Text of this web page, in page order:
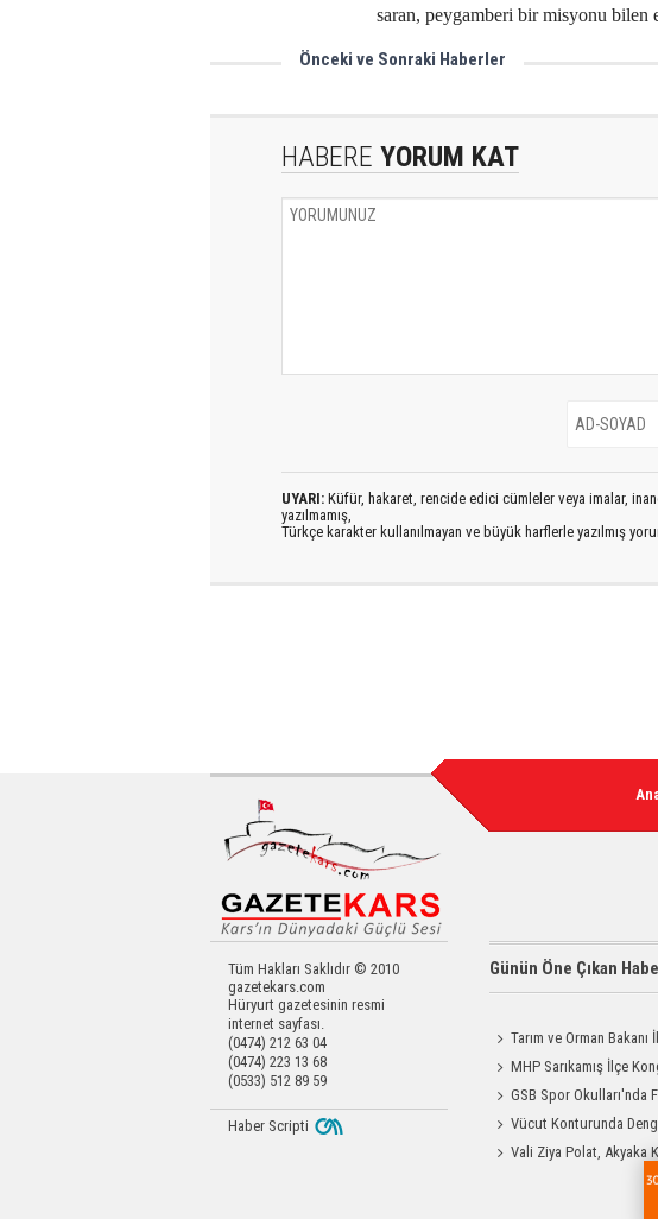
saran, peygamberi bir misyonu bilen
Önceki ve Sonraki Haberler
Böyle olur Kars'ın "Bowlingi"
HABERE YORUM KAT
UYARI: Küfür, hakaret, rencide edici cümleler veya imalar,
yazılmamış,
Türkçe karakter kullanılmayan ve büyük harflerle yazılmış
Tüm Hakları Saklıdır © 2010
gazetekars.com
Hüryurt gazetesinin resmi
internet sayfası.
(0474) 212 63 04
(0474) 223 13 68
(0533) 512 89 59
Günün Öne Çıkan
Tarım ve Orman Bakanı
Kars'a Geliyor
MHP Sarıkamış İlçe
Katılımla Gerçekleştirildi
GSB Spor Okulları'nda
Antrenmanları Sürüyor
Vücut Konturunda
Yağ Alma Sürecinin Tüm
Vali Ziya Polat, Akyaka
Rafting Heyecanına Katıldı
Haber Scripti